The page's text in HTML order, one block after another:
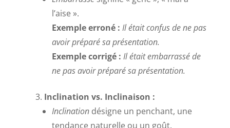
l’aise ».
Exemple erroné : Il était confus de ne pas
avoir préparé sa présentation.
Exemple corrigé : Il était embarrassé de
ne pas avoir préparé sa présentation.
Inclination vs. Inclinaison :
Inclinationdésigne un penchant, une
tendance naturelle ou un goût.